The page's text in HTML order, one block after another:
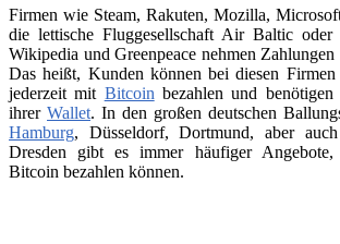
Firmen wie Steam, Rakuten, Mozilla,
die lettische Fluggesellschaft Air Baltic oder
Wikipedia und Greenpeace nehmen
Das heißt, Kunden können bei diesen Firmen
jederzeit mit Bitcoin bezahlen und
ihrer Wallet. In den großen deutschen
Hamburg, Düsseldorf, Dortmund, aber
Dresden gibt es immer häufiger
Bitcoin bezahlen können.